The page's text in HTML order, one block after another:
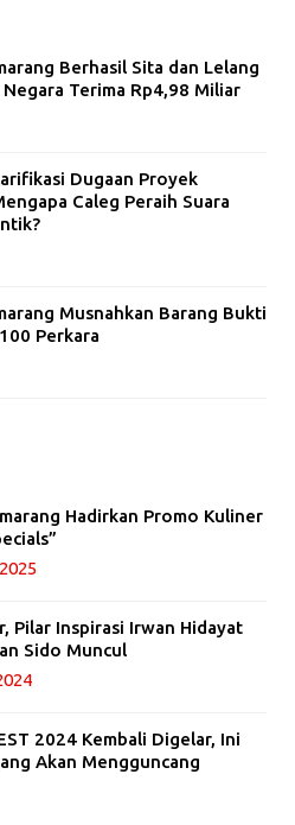
Berhasil Sita dan Lelang
Terima Rp4,98 Miliar
Dugaan Proyek
Caleg Peraih Suara
Musnahkan Barang Bukti
Perkara
Hadirkan Promo Kuliner
Pilar Inspirasi Irwan Hidayat
Sido Muncul
2024 Kembali Digelar, Ini
Akan Mengguncang